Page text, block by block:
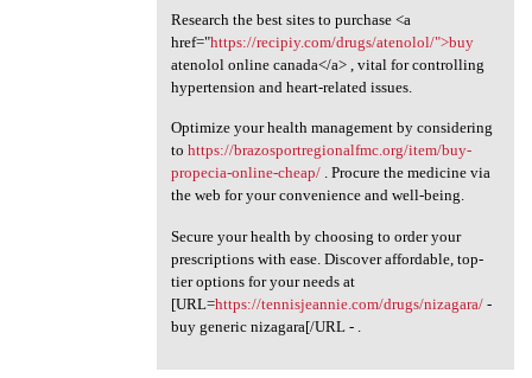
Research the best sites to purchase <a
href="https://recipiy.com/drugs/atenolol/">buy
atenolol online canada</a> , vital for controlling
hypertension and heart-related issues.
Optimize your health management by considering
to https://brazosportregionalfmc.org/item/buy-
propecia-online-cheap/. Procure the medicine via
the web for your convenience and well-being.
Secure your health by choosing to order your
prescriptions with ease. Discover affordable, top-
tier options for your needs at
[URL=https://tennisjeannie.com/drugs/nizagara/-
buy generic nizagara[/URL - .